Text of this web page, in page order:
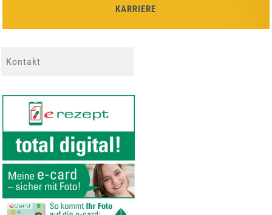
KARRIERE
Kontakt